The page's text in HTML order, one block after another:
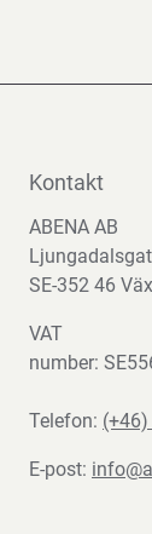
Kontakt
ABENA AB
SE-352 46
VAT
number:
Telefon:
E-post: